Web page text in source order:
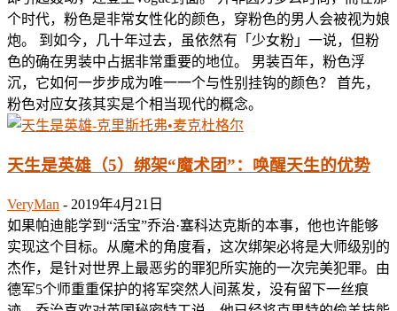
个时代，粉色是非常女性化的颜色，穿粉色的男人会被视为娘
炮。 到如今，几十年过去，虽依然有「少女粉」一说，但粉
色的确在男装中占据非常重要的地位。 男装百年，粉色浮
沉，它如何一步步成为唯一一个与性别挂钩的颜色？ 首先，
粉色对应女孩其实是个相当现代的概念。
天生是英雄（5）绑架“魔术团”：唤醒天生的优势
VeryMan - 2019年4月21日
如果帕迪能学到“活宝”乔治·塞科达克斯的本事，他也许能够
实现这个目标。从魔术的角度看，这次绑架必将是大师级别的
杰作，是针对世界上最恶劣的罪犯所实施的一次完美犯罪。由
德军5个师重重保护的将军突然人间蒸发，没有留下一丝痕